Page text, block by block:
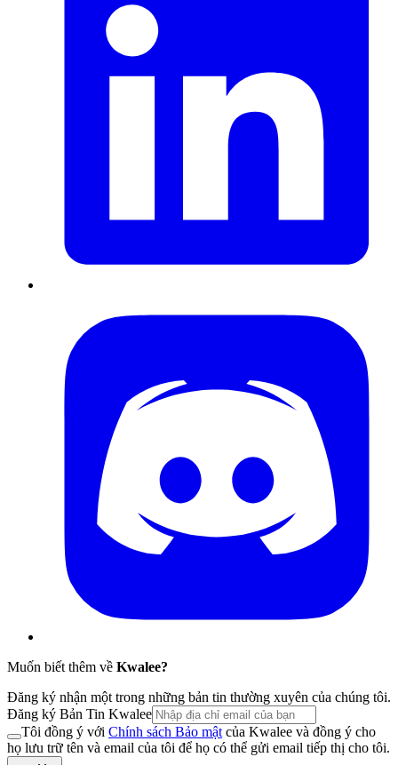
Muốn biết thêm về Kwalee?
Đăng ký nhận một trong những bản tin thường xuyên của chúng tôi.
Đăng ký Bản Tin Kwalee
Tôi đồng ý với Chính sách Bảo mậtcủa Kwalee và đồng ý cho
họ lưu trữ tên và email của tôi để họ có thể gửi email tiếp thị cho tôi.